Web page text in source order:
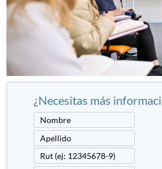
¿Necesitas más